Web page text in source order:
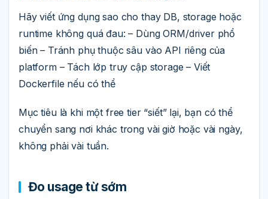
Hãy viết ứng dụng sao cho thay DB, storage hoặc
runtime không quá đau: – Dùng ORM/driver phổ
biến – Tránh phụ thuộc sâu vào API riêng của
platform – Tách lớp truy cập storage – Viết
Dockerfile nếu có thể
Mục tiêu là khi một free tier “siết” lại, bạn có thể
chuyển sang nơi khác trong vài giờ hoặc vài ngày,
không phải vài tuần.
Đo usage từ sớm